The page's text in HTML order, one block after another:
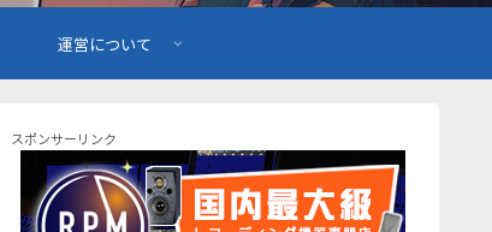
運営について
スポンサーリンク